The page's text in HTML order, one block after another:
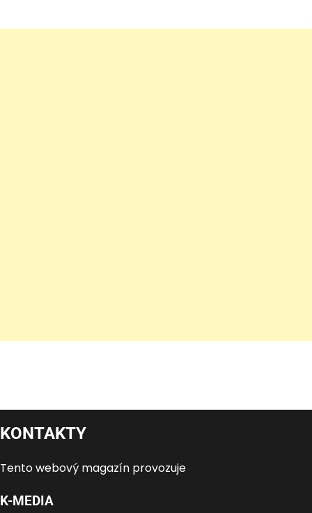
KONTAKTY
Tento webový magazín provozuje
K-MEDIA